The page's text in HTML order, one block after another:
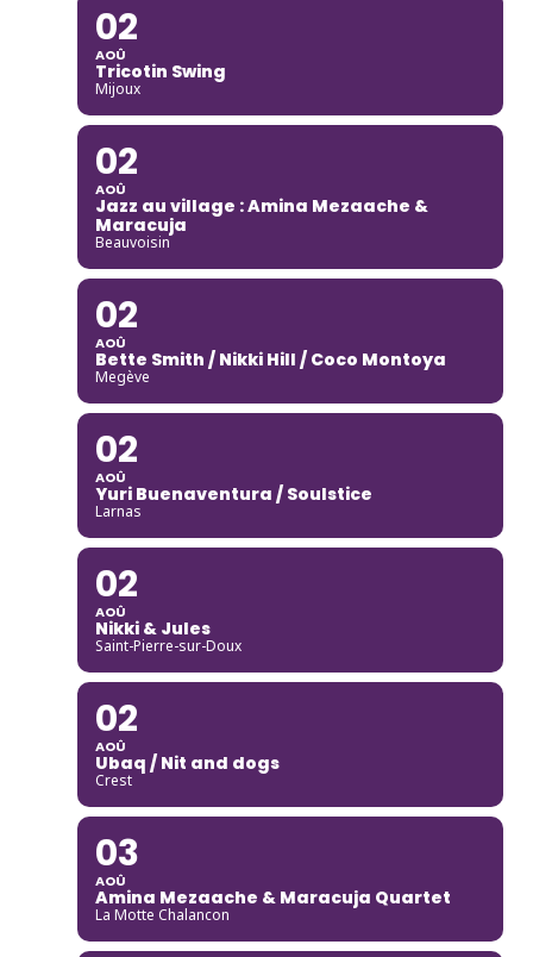
02
AOÛ
Tricotin Swing
Mijoux
02
AOÛ
Jazz au village : Amina Mezaache &
Maracuja
Beauvoisin
02
AOÛ
Bette Smith / Nikki Hill / Coco Montoya
Megève
02
AOÛ
Yuri Buenaventura / Soulstice
Larnas
02
AOÛ
Nikki & Jules
Saint-Pierre-sur-Doux
02
AOÛ
Ubaq / Nit and dogs
Crest
03
AOÛ
Amina Mezaache & Maracuja Quartet
La Motte Chalancon